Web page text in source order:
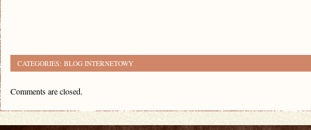
CATEGORIES: BLOG INTERNETOWY
Comments are closed.